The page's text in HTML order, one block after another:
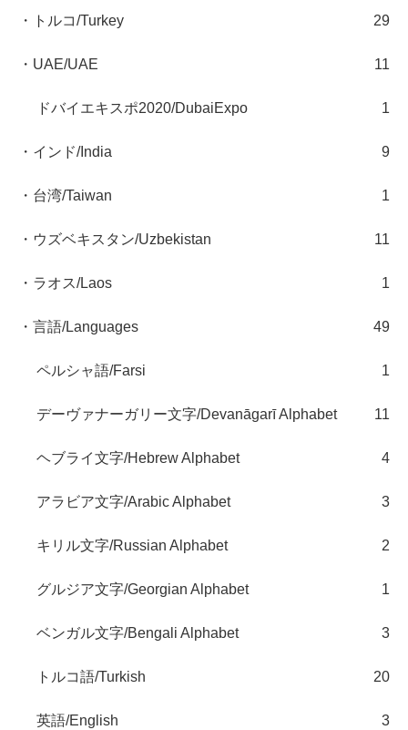
・トルコ/Turkey 29
・UAE/UAE 11
ドバイエキスポ2020/DubaiExpo 1
・インド/India 9
・台湾/Taiwan 1
・ウズベキスタン/Uzbekistan 11
・ラオス/Laos 1
・言語/Languages 49
ペルシャ語/Farsi 1
デーヴァナーガリー文字/Devanāgarī Alphabet 11
ヘブライ文字/Hebrew Alphabet 4
アラビア文字/Arabic Alphabet 3
キリル文字/Russian Alphabet 2
グルジア文字/Georgian Alphabet 1
ベンガル文字/Bengali Alphabet 3
トルコ語/Turkish 20
英語/English 3